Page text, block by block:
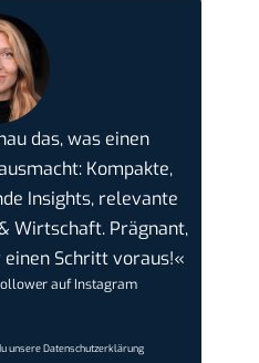
das, was einen
Kompakte,
Insights, relevante
Wirtschaft. Prägnant,
Schritt voraus!«
auf Instagram
unsereDatenschutzerklärung